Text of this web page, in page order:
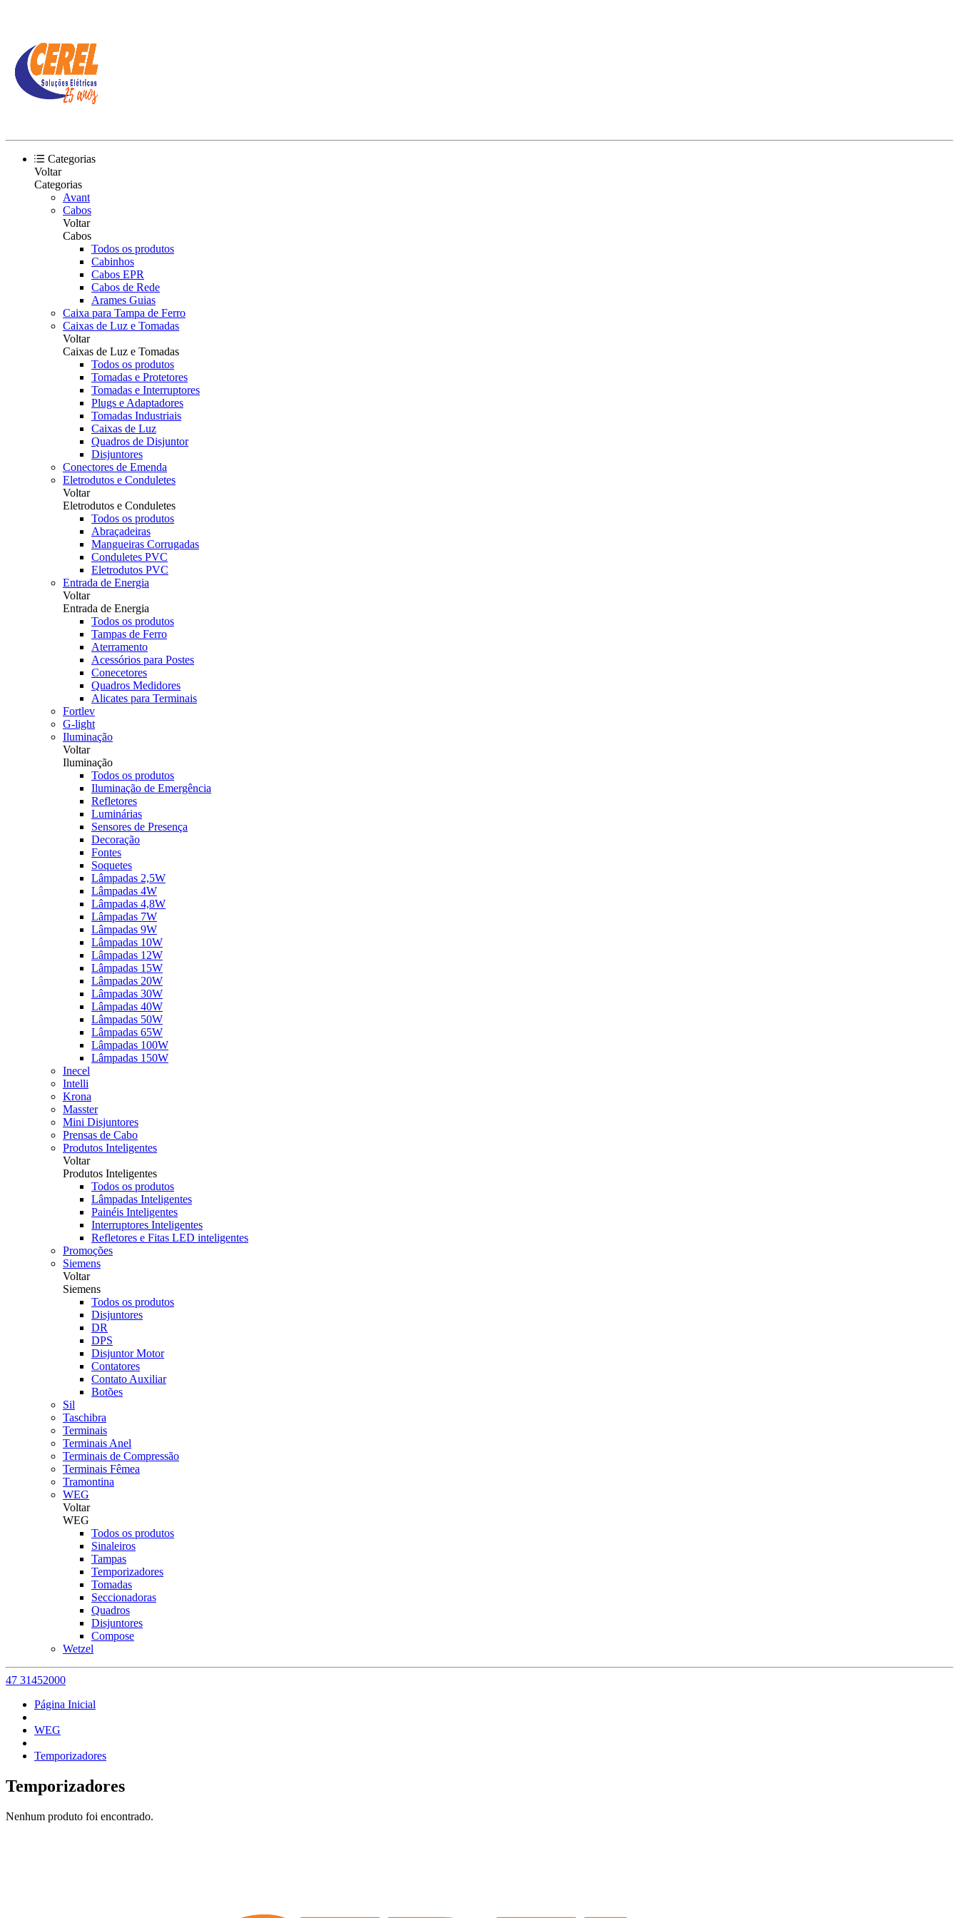
Categorias
Voltar
Categorias
Avant
Cabos
Voltar
Cabos
Todos os produtos
Cabinhos
Cabos EPR
Cabos de Rede
Arames Guias
Caixa para Tampa de Ferro
Caixas de Luz e Tomadas
Voltar
Caixas de Luz e Tomadas
Todos os produtos
Tomadas e Protetores
Tomadas e Interruptores
Plugs e Adaptadores
Tomadas Industriais
Caixas de Luz
Quadros de Disjuntor
Disjuntores
Conectores de Emenda
Eletrodutos e Conduletes
Voltar
Eletrodutos e Conduletes
Todos os produtos
Abraçadeiras
Mangueiras Corrugadas
Conduletes PVC
Eletrodutos PVC
Entrada de Energia
Voltar
Entrada de Energia
Todos os produtos
Tampas de Ferro
Aterramento
Acessórios para Postes
Conecetores
Quadros Medidores
Alicates para Terminais
Fortlev
G-light
Iluminação
Voltar
Iluminação
Todos os produtos
Iluminação de Emergência
Refletores
Luminárias
Sensores de Presença
Decoração
Fontes
Soquetes
Lâmpadas 2,5W
Lâmpadas 4W
Lâmpadas 4,8W
Lâmpadas 7W
Lâmpadas 9W
Lâmpadas 10W
Lâmpadas 12W
Lâmpadas 15W
Lâmpadas 20W
Lâmpadas 30W
Lâmpadas 40W
Lâmpadas 50W
Lâmpadas 65W
Lâmpadas 100W
Lâmpadas 150W
Inecel
Intelli
Krona
Masster
Mini Disjuntores
Prensas de Cabo
Produtos Inteligentes
Voltar
Produtos Inteligentes
Todos os produtos
Lâmpadas Inteligentes
Painéis Inteligentes
Interruptores Inteligentes
Refletores e Fitas LED inteligentes
Promoções
Siemens
Voltar
Siemens
Todos os produtos
Disjuntores
DR
DPS
Disjuntor Motor
Contatores
Contato Auxiliar
Botões
Sil
Taschibra
Terminais
Terminais Anel
Terminais de Compressão
Terminais Fêmea
Tramontina
WEG
Voltar
WEG
Todos os produtos
Sinaleiros
Tampas
Temporizadores
Tomadas
Seccionadoras
Quadros
Disjuntores
Compose
Wetzel
47 31452000
Página Inicial
WEG
Temporizadores
Temporizadores
Nenhum produto foi encontrado.